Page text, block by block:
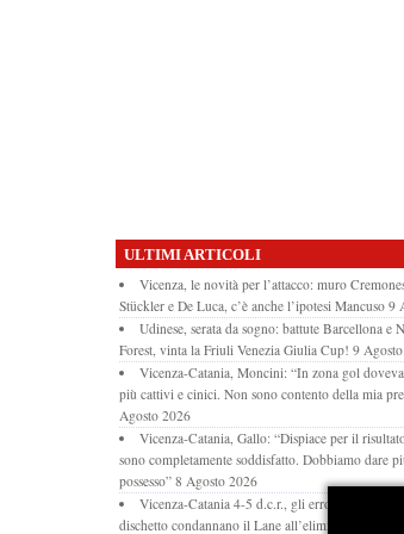
ULTIMI ARTICOLI
Vicenza, le novità per l’attacco: muro
Stückler e De Luca, c’è anche l’ipotesi Mancuso 9
Udinese, serata da sogno: battute Barcellona e
Forest, vinta la Friuli Venezia Giulia Cup! 9
Vicenza-Catania, Moncini: “In zona gol
più cattivi e cinici. Non sono contento della mia
Agosto 2026
Vicenza-Catania, Gallo: “Dispiace per il
sono completamente soddisfatto. Dobbiamo dare
possesso” 8 Agosto 2026
Vicenza-Catania 4-5 d.c.r., gli errori di Costa e
dischetto condannano il Lane all’eliminazione dalla